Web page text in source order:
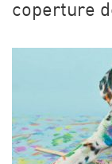
coperture